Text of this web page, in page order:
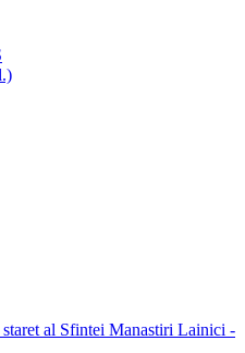
al Sfintei Manastiri Lainici -